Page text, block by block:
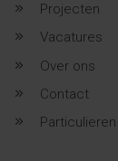
Projecten
Vacatures
Over ons
Contact
Particulieren